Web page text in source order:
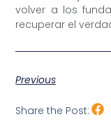
volver a los
recuperar el
Previous
Share the Post: